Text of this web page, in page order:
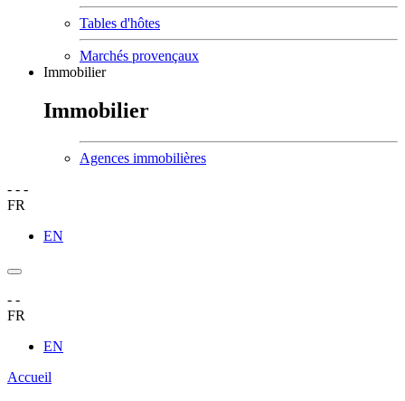
Tables d'hôtes
Marchés provençaux
Immobilier
Immobilier
Agences immobilières
- - -
FR
EN
- -
FR
EN
Accueil